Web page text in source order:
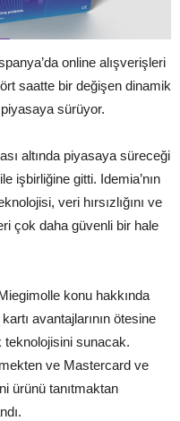
online alışverişleri
saatte bir değişen dinamik
sürüyor.
altında piyasaya süreceği
işbirliğine gitti. Idemia’nın
veri hırsızlığını ve
çok daha güvenli bir hale
konu hakkında
avantajlarının ötesine
sunacak.
ve Mastercard ve
ürünü tanıtmaktan